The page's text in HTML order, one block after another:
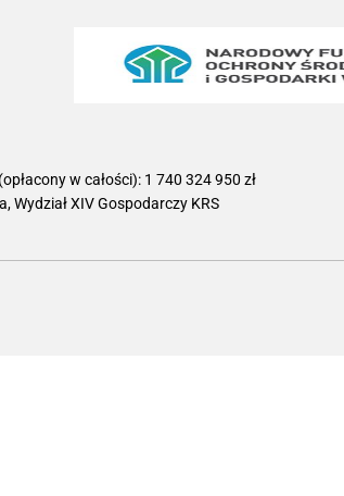
w całości): 1 740 324 950 zł
Wydział XIV Gospodarczy KRS